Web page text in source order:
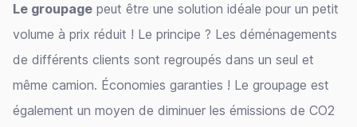
Le groupage peut être une solution idéale pour un petit
volume à prix réduit ! Le principe ? Les déménagements
de différents clients sont regroupés dans un seul et
même camion. Économies garanties ! Le groupage est
également un moyen de diminuer les émissions de CO2